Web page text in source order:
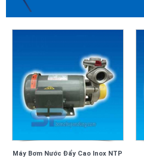
Máy Bơm Nước Đẩy Cao Inox NTP